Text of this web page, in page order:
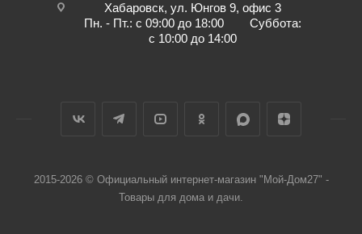
Хабаровск, ул. Юнгов 9, офис 3
Пн. - Пт.: с 09:00 до 18:00 Суббота:
с 10:00 до 14:00
2015-2026 © Официальный интернет-магазин "Мой-Дом27" -
Товары для дома и дачи.